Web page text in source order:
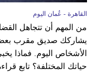
القاهرة - عُمان اليوم
من المهم أن تتجاهل
يشاركك صديق مقرب بعض
الأشخاص اليوم. فماذا
حياتك المختلفة؟ تابع